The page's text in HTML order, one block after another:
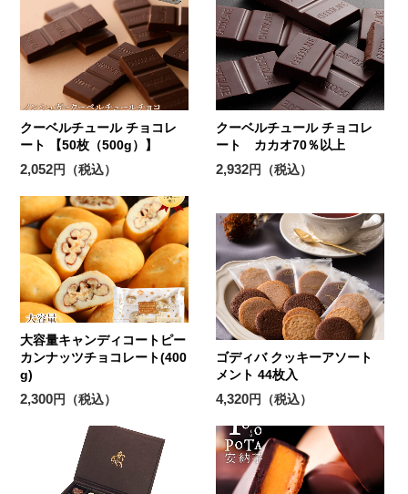
クーベルチュール チョコレ
ート 【50枚（500g）】
2,052円（税込）
クーベルチュール チョコレ
ート カカオ70％以上
2,932円（税込）
大容量キャンディコートピー
カンナッツチョコレート(400
g)
2,300円（税込）
ゴディバ クッキーアソート
メント 44枚入
4,320円（税込）